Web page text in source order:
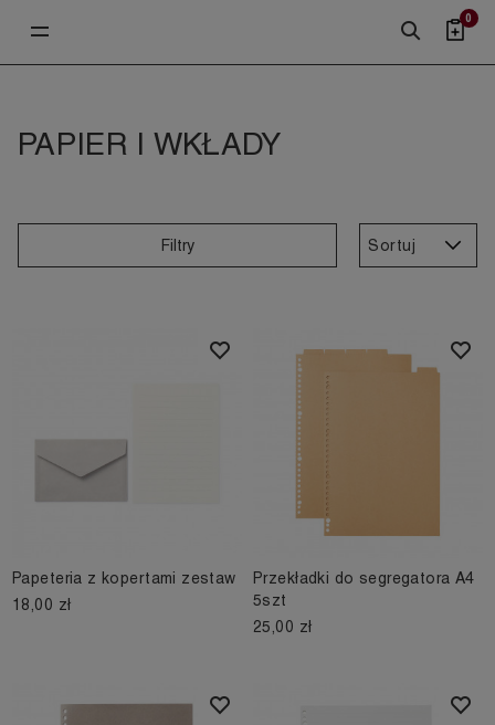
0
PAPIER I WKŁADY
Filtry Sortuj
Papeteria z kopertami zestaw
18,00 zł
Przekładki do segregatora A4
5szt
25,00 zł